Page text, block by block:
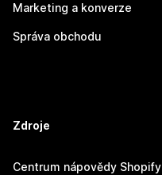
Marketing a konverze
Správa obchodu
Zdroje
Centrum nápovědy Shopify